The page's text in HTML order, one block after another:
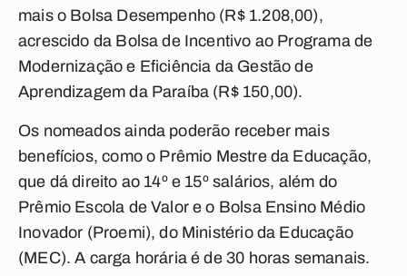
mais o Bolsa Desempenho (R$ 1.208,00),
acrescido da Bolsa de Incentivo ao Programa de
Modernização e Eficiência da Gestão de
Aprendizagem da Paraíba (R$ 150,00).
Os nomeados ainda poderão receber mais
benefícios, como o Prêmio Mestre da Educação,
que dá direito ao 14º e 15º salários, além do
Prêmio Escola de Valor e o Bolsa Ensino Médio
Inovador (Proemi), do Ministério da Educação
(MEC). A carga horária é de 30 horas semanais.